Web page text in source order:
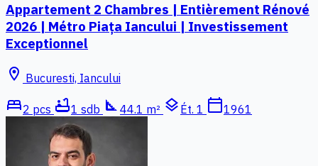
Appartement 2 Chambres | Entièrement Rénové
2026 | Métro Piața Iancului | Investissement
Exceptionnel
location_on Bucuresti, Iancului
bed2 pcs bathtub1 sdb square_foot 44.1 m² layers Ét. 1 calendar_today1961